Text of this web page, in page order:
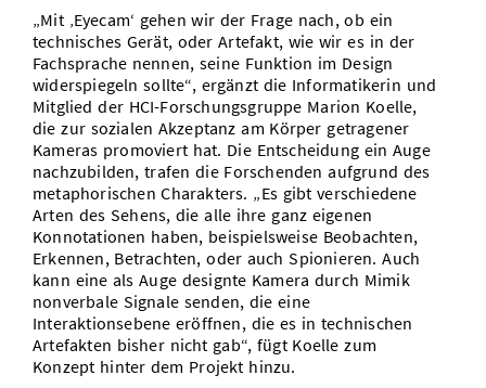
„Mit ‚Eyecam‘ gehen wir der Frage nach, ob ein
technisches Gerät, oder Artefakt, wie wir es in der
Fachsprache nennen, seine Funktion im Design
widerspiegeln sollte“, ergänzt die Informatikerin und
Mitglied der HCI-Forschungsgruppe Marion Koelle,
die zur sozialen Akzeptanz am Körper getragener
Kameras promoviert hat. Die Entscheidung ein Auge
nachzubilden, trafen die Forschenden aufgrund des
metaphorischen Charakters. „Es gibt verschiedene
Arten des Sehens, die alle ihre ganz eigenen
Konnotationen haben, beispielsweise Beobachten,
Erkennen, Betrachten, oder auch Spionieren. Auch
kann eine als Auge designte Kamera durch Mimik
nonverbale Signale senden, die eine
Interaktionsebene eröffnen, die es in technischen
Artefakten bisher nicht gab“, fügt Koelle zum
Konzept hinter dem Projekt hinzu.